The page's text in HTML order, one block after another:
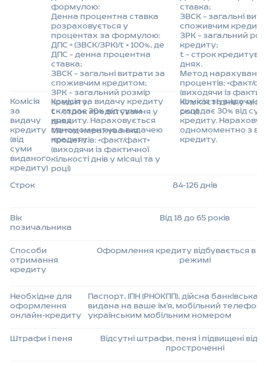
формулою:
Денна процентна ставка
розраховується у
процентах за формулою:
ДПС = (ЗВСК/ЗРК)/t ×100%, де
ДПС – денна процентна
ставка;
ЗВСК – загальні витрати за
споживчим кредитом;
ЗРК – загальний розмір
кредиту;
t – строк кредитування у
днях.
Метод нарахування
процентів: «факт/факт»
(виходячи із фактичної
кількості днів у місяці та у
році)
ставка;
ЗВСК – загальні
споживчим
ЗРК – загальний
кредиту;
t – строк
днях.
Метод
процентів: «факт/
(виходячи із
кількості днів у
році)
Комісія
за
видачу
кредиту
(від
суми
виданого
кредиту)
Комісія за видачу кредиту
складає 30% від суми
кредиту. Нараховується
одномоментно з видачею
кредиту.
Комісія за видачу
складає 30% від
кредиту.
одномоментно з
кредиту.
Строк 84-126 днів
Вік
позичальника
Від 18 до 65 років
Способи
отримання
кредиту
Оформлення кредиту відбувається в
режимі
Необхідне для
оформлення
онлайн-кредиту
Паспорт, ІПН (РНОКПП), дійсна банківська
видана на ваше ім’я, мобільний телефон
українським мобільним номером
Штрафи і пеня
Відсутні штрафи, пеня і підвищені
простроченні